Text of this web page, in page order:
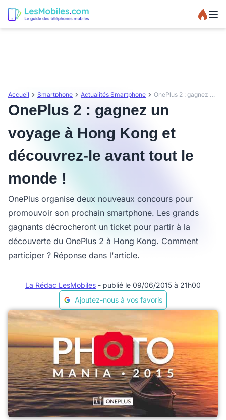
Accueil Smartphone Actualités Smartphone OnePlus 2 : gagnez un voyage à Hong Kong et découvrez-le avant tout le monde !
OnePlus 2 : gagnez un
voyage à Hong Kong et
découvrez-le avant tout le
monde !
OnePlus organise deux nouveaux concours pour
promouvoir son prochain smartphone. Les grands
gagnants décrocheront un ticket pour partir à la
découverte du OnePlus 2 à Hong Kong. Comment
participer ? Réponse dans l'article.
La Rédac LesMobiles - publié le 09/06/2015 à 21h00
Ajoutez-nous à vos favoris